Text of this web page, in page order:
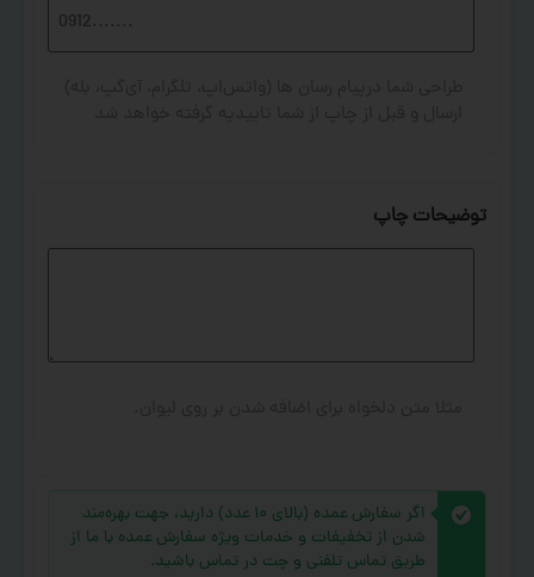
توضیحات چاپ
اگر سفارش عمده (بالای ۱۰ عدد) دارید، جهت بهره‌مند
شدن از تخفیفات و خدمات ویژه سفارش عمده با ما از
طریق تماس تلفنی و چت در تماس باشید.